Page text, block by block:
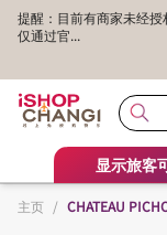
提醒：目前有商家未经
仅通过官...
显示旅客
主页 / CHATEAU